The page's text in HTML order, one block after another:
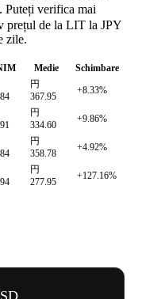
Puteți verifica mai
prețul de la LIT la JPY
zile.
Medie
Schimbare
円
367.95
+8.33%
円
334.60
+9.86%
円
358.78
+4.92%
円
277.95
+127.16%